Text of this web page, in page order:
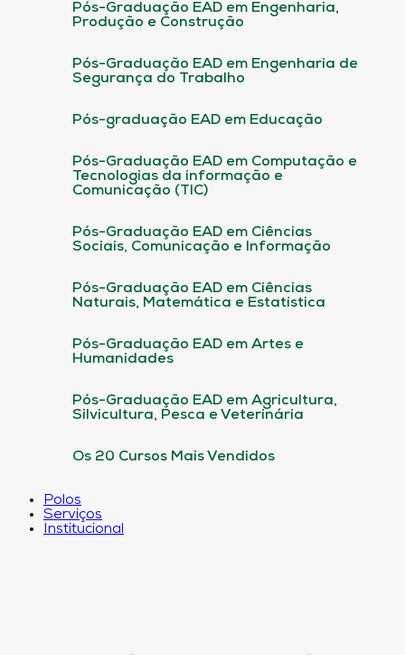
Pós-Graduação EAD em Engenharia,
Produção e Construção
Pós-Graduação EAD em Engenharia de
Segurança do Trabalho
Pós-graduação EAD em Educação
Pós-Graduação EAD em Computação e
Tecnologias da informação e
Comunicação (TIC)
Pós-Graduação EAD em Ciências
Sociais, Comunicação e Informação
Pós-Graduação EAD em Ciências
Naturais, Matemática e Estatística
Pós-Graduação EAD em Artes e
Humanidades
Pós-Graduação EAD em Agricultura,
Silvicultura, Pesca e Veterinária
Os 20 Cursos Mais Vendidos
Polos
Serviços
Institucional